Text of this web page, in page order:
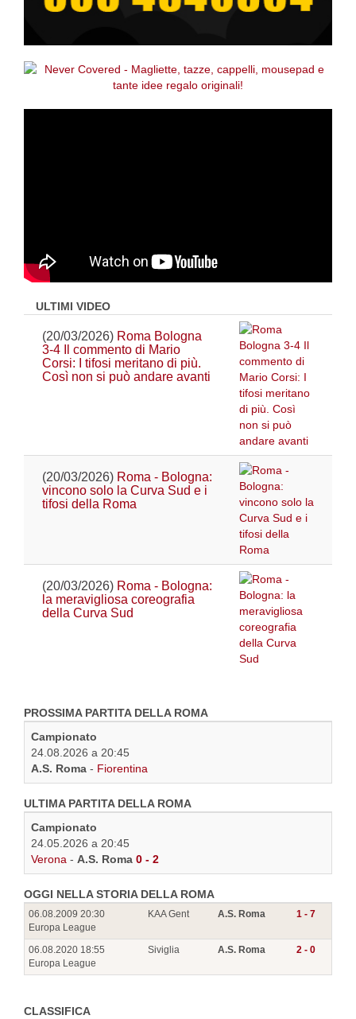
ULTIMI VIDEO
(20/03/2026) Roma Bologna
3-4 Il commento di Mario
Corsi: I tifosi meritano di più.
Così non si può andare avanti
(20/03/2026) Roma - Bologna:
vincono solo la Curva Sud e i
tifosi della Roma
(20/03/2026) Roma - Bologna:
la meravigliosa coreografia
della Curva Sud
PROSSIMA PARTITA DELLA ROMA
Campionato
24.08.2026 a 20:45
A.S. Roma - Fiorentina
ULTIMA PARTITA DELLA ROMA
Campionato
24.05.2026 a 20:45
Verona - A.S. Roma 0 - 2
OGGI NELLA STORIA DELLA ROMA
06.08.2009 20:30
Europa League
KAA Gent A.S. Roma 1 - 7
06.08.2020 18:55
Europa League
Siviglia A.S. Roma 2 - 0
CLASSIFICA